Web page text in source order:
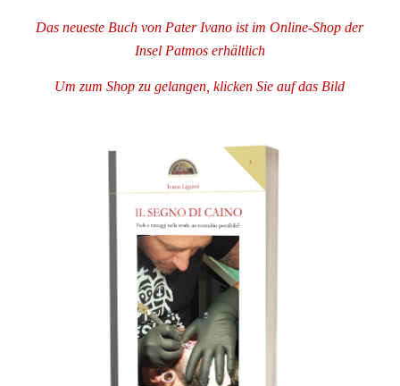
Das neueste Buch von Pater Ivano ist im Online-Shop der
Insel Patmos erhältlich
Um zum Shop zu gelangen, klicken Sie auf das Bild